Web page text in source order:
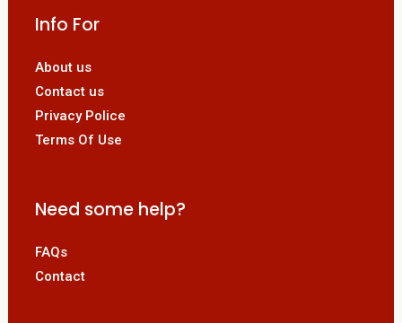
Info For
About us
Contact us
Privacy Police
Terms Of Use
Need some help?
FAQs
Contact